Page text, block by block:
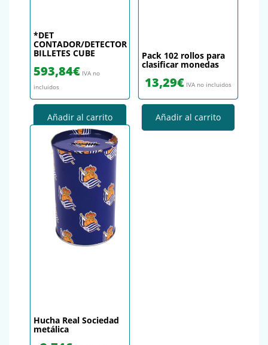
*DET
CONTADOR/DETECTOR
BILLETES CUBE
593,84€ IVA no
incluidos
Añadir al carrito
Pack 102 rollos para
clasificar monedas
13,29€ IVA no incluidos
Añadir al carrito
Hucha Real Sociedad
metálica